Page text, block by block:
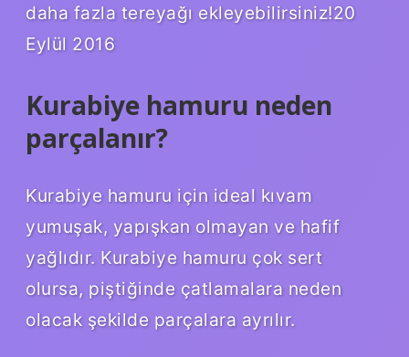
daha fazla tereyağı ekleyebilirsiniz!20
Eylül 2016
Kurabiye hamuru neden
parçalanır?
Kurabiye hamuru için ideal kıvam
yumuşak, yapışkan olmayan ve hafif
yağlıdır. Kurabiye hamuru çok sert
olursa, piştiğinde çatlamalara neden
olacak şekilde parçalara ayrılır.